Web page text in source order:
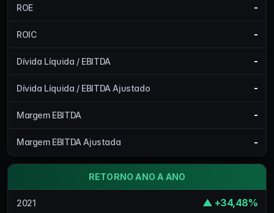
ROE -
ROIC -
Dívida Líquida / EBITDA -
Dívida Líquida / EBITDA Ajustado -
Margem EBITDA -
Margem EBITDA Ajustada -
RETORNO ANO A ANO
2021 ▲ +34,48%